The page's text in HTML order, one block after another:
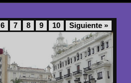
6 7 8 9 10 Siguiente »